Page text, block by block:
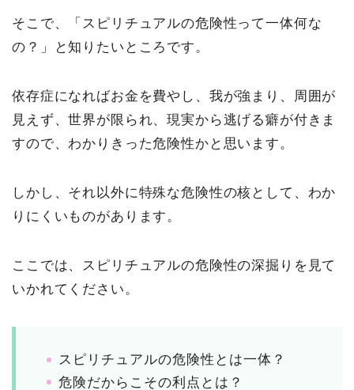
そこで、「スピリチュアルの危険性って一体何な
の？」と知りたいところです。
依存症になればお金を費やし、我が強まり、周囲が
見えず、世界が限られ、現実から逃げる癖が付きま
すので、わかりきった危険性かと思います。
しかし、それ以外に特殊な危険性の核として、わか
りにくいものがあります。
ここでは、スピリチュアルの危険性の深掘りを見て
いかれてください。
スピリチュアルの危険性とは一体？
危険だからこその利点とは？